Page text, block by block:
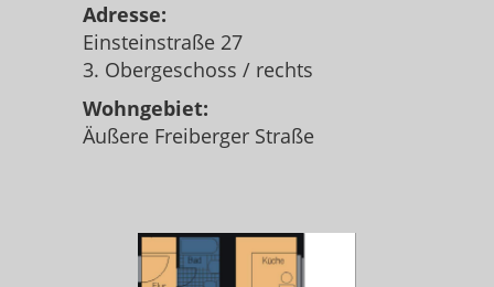
Adresse:
Einsteinstraße 27
3. Obergeschoss / rechts
Wohngebiet:
Äußere Freiberger Straße